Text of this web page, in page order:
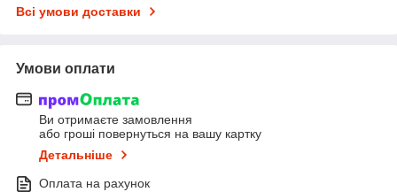
Всі умови доставки
Умови оплати
Ви отримаєте замовлення
або гроші повернуться на вашу картку
Детальніше
Оплата на рахунок